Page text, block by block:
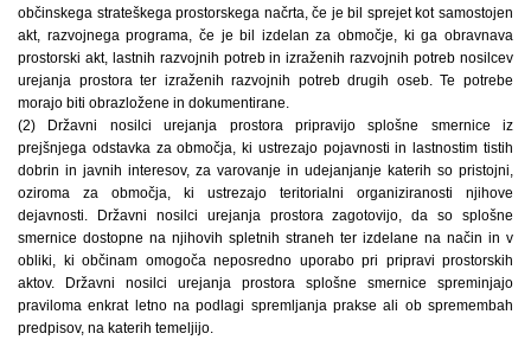
občinskega strateškega prostorskega načrta, če je bil sprejet kot samostojen
akt, razvojnega programa, če je bil izdelan za območje, ki ga obravnava
prostorski akt, lastnih razvojnih potreb in izraženih razvojnih potreb nosilcev
urejanja prostora ter izraženih razvojnih potreb drugih oseb. Te potrebe
morajo biti obrazložene in dokumentirane.
(2) Državni nosilci urejanja prostora pripravijo splošne smernice iz
prejšnjega odstavka za območja, ki ustrezajo pojavnosti in lastnostim tistih
dobrin in javnih interesov, za varovanje in udejanjanje katerih so pristojni,
oziroma za območja, ki ustrezajo teritorialni organiziranosti njihove
dejavnosti. Državni nosilci urejanja prostora zagotovijo, da so splošne
smernice dostopne na njihovih spletnih straneh ter izdelane na način in v
obliki, ki občinam omogoča neposredno uporabo pri pripravi prostorskih
aktov. Državni nosilci urejanja prostora splošne smernice spreminjajo
praviloma enkrat letno na podlagi spremljanja prakse ali ob spremembah
predpisov, na katerih temeljijo.